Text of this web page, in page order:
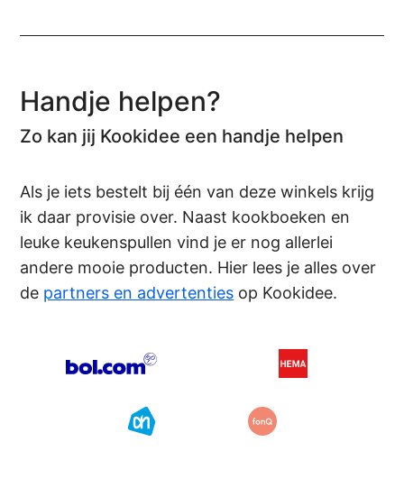
Handje helpen?
Zo kan jij Kookidee een handje helpen
Als je iets bestelt bij één van deze winkels krijg
ik daar provisie over. Naast kookboeken en
leuke keukenspullen vind je er nog allerlei
andere mooie producten. Hier lees je alles over
de partners en advertenties op Kookidee.